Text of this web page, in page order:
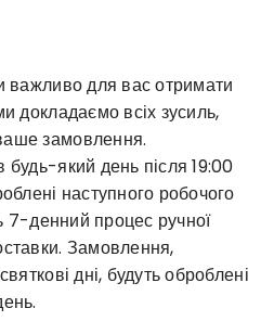
важливо для вас отримати
докладаємо всіх зусиль,
замовлення.
який день після 19:00
наступного робочого
денний процес ручної
Замовлення,
дні, будуть оброблені